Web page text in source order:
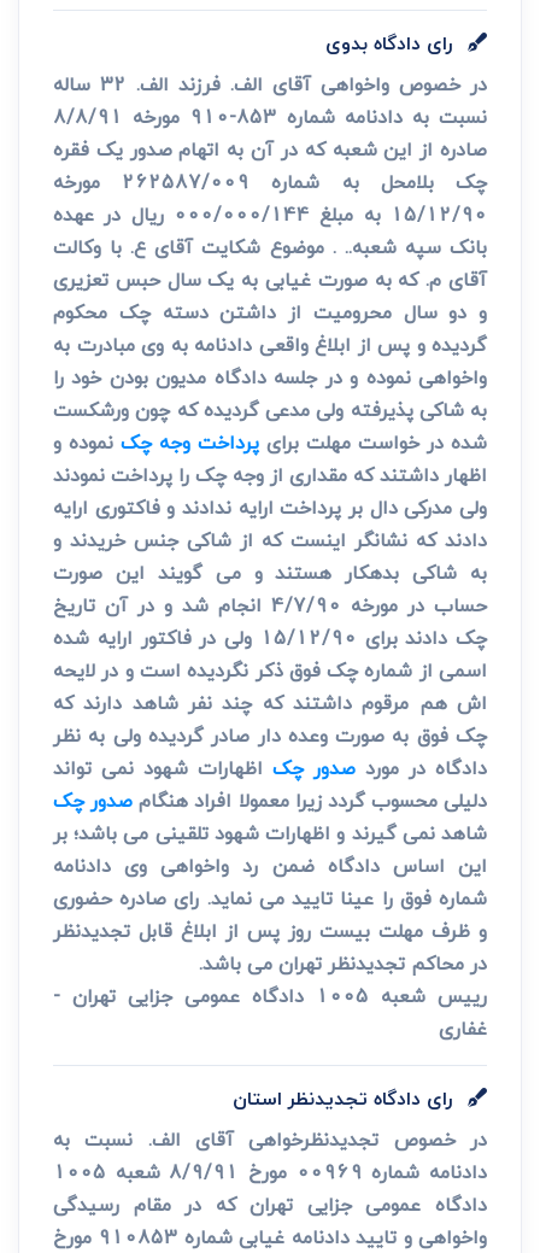
رای دادگاه بدوی
در خصوص واخواهی آقای الف. فرزند الف. 32 ساله
نسبت به دادنامه شماره 853-910 مورخه 8/8/91
صادره از این شعبه که در آن به اتهام صدور یک فقره
چک بلامحل به شماره 262587/009 مورخه
15/12/90 به مبلغ 000/000/144 ریال در عهده
بانک سپه شعبه.. . موضوع شکایت آقای ع. با وکالت
آقای م. که به صورت غیابی به یک سال حبس تعزیری
و دو سال محرومیت از داشتن دسته چک محکوم
گردیده و پس از ابلاغ واقعی دادنامه به وی مبادرت به
واخواهی نموده و در جلسه دادگاه مدیون بودن خود را
به شاکی پذیرفته ولی مدعی گردیده که چون ورشکست
شده در خواست مهلت برایپرداخت وجه چک نموده و
اظهار داشتند که مقداری از وجه چک را پرداخت نمودند
ولی مدرکی دال بر پرداخت ارایه ندادند و فاکتوری ارایه
دادند که نشانگر اینست که از شاکی جنس خریدند و
به شاکی بدهکار هستند و می گویند این صورت
حساب در مورخه 4/7/90 انجام شد و در آن تاریخ
چک دادند برای 15/12/90 ولی در فاکتور ارایه شده
اسمی از شماره چک فوق ذکر نگردیده است و در لایحه
اش هم مرقوم داشتند که چند نفر شاهد دارند که
چک فوق به صورت وعده دار صادر گردیده ولی به نظر
دادگاه در مورد صدور چک اظهارات شهود نمی تواند
دلیلی محسوب گردد زیرا معمولا افراد هنگامصدور چک
شاهد نمی گیرند و اظهارات شهود تلقینی می باشد؛ بر
این اساس دادگاه ضمن رد واخواهی وی دادنامه
شماره فوق را عینا تایید می نماید. رای صادره حضوری
و ظرف مهلت بیست روز پس از ابلاغ قابل تجدیدنظر
در محاکم تجدیدنظر تهران می باشد.
رییس شعبه 1005 دادگاه عمومی جزایی تهران -
غفاری
رای دادگاه تجدیدنظر استان
در خصوص تجدیدنظرخواهی آقای الف. نسبت به
دادنامه شماره 00969 مورخ 8/9/91 شعبه 1005
دادگاه عمومی جزایی تهران که در مقام رسیدگی
واخواهی و تایید دادنامه غیابی شماره 910853 مورخ